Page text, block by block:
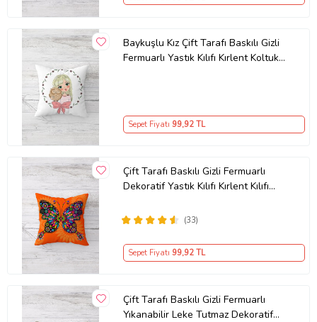
Baykuşlu Kız Çift Tarafı Baskılı Gizli
Fermuarlı Yastık Kılıfı Kırlent Koltuk
Sepet Fiyatı 99,92 TL
Çift Tarafı Baskılı Gizli Fermuarlı
Dekoratif Yastık Kılıfı Kırlent Kılıfı
(33)
Sepet Fiyatı 99,92 TL
Çift Tarafı Baskılı Gizli Fermuarlı
Yıkanabilir Leke Tutmaz Dekoratif